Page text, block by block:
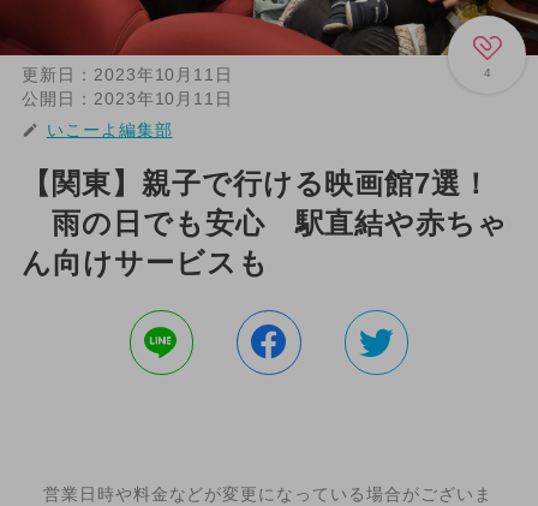
4
更新日： 2023年10月11日
公開日： 2023年10月11日
いこーよ編集部
【関東】親子で行ける映画館7選！
雨の日でも安心 駅直結や赤ちゃ
ん向けサービスも
営業日時や料金などが変更になっている場合がございま